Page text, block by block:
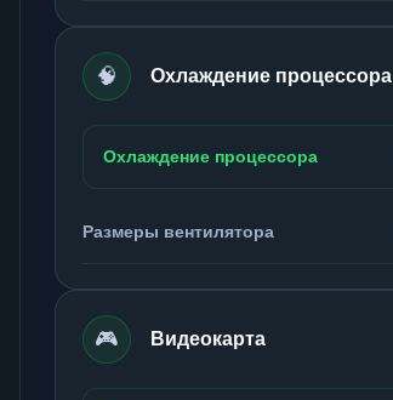
🧠 Охлаждение процессора
Охлаждение процессора
Размеры вентилятора
🎮 Видеокарта